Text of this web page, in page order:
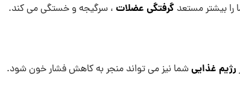
را بیشتر مستعد گرفتگی عضلات ، سرگیجه و خستگی می کند.
رژیم غذاییشما نیز می تواند منجر به کاهش فشار خون شود.